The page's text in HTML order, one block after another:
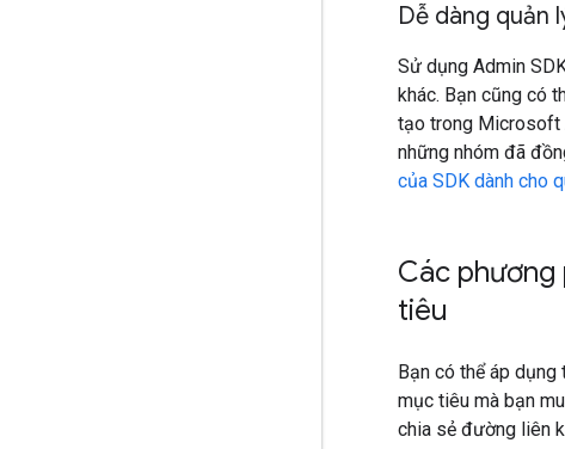
Dễ dàng quản
Sử dụng Admin
khác. Bạn cũng có
tạo trong Microsoft
những nhóm đã
của SDK dành cho
Các
tiêu
Bạn có thể áp
mục tiêu mà bạn
chia sẻ đường liên